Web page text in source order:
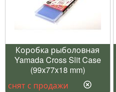
Коробка рыболовная
Yamada Cross Slit Case
(99x77x18 mm)
снят с продажи